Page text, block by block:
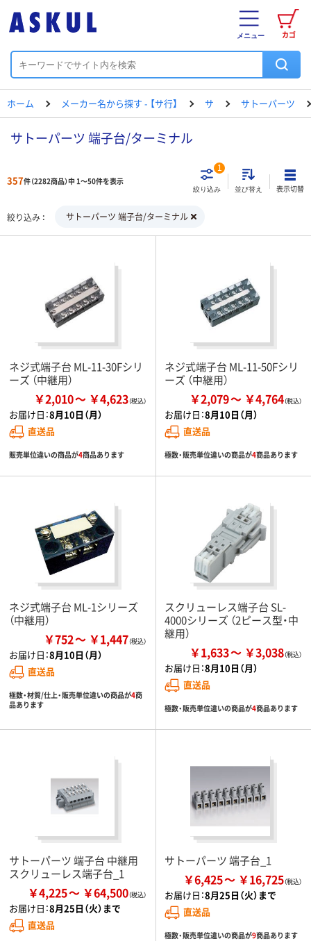
カゴ
メニュー
ホーム メーカー名から探す - 【サ行】 サ サトーパーツ
サトーパーツ 端子台/ターミナル
357件（2282商品）中 1～50件を表示
絞り込み
1
並び替え 表示切替
絞り込み サトーパーツ 端子台/ターミナル
ネジ式端子台 ML-11-30Fシリ
ーズ （中継用）
￥2,010 ￥4,623
お届け日：8月10日（月）
直送品
販売単位違いの商品が4商品あります
ネジ式端子台 ML-11-50Fシリ
ーズ （中継用）
￥2,079 ￥4,764
お届け日：8月10日（月）
直送品
極数・販売単位違いの商品が4商品あります
ネジ式端子台 ML-1シリーズ
（中継用）
￥752 ￥1,447
お届け日：8月10日（月）
直送品
極数・材質/仕上・販売単位違いの商品が4商
品あります
スクリューレス端子台 SL-
4000シリーズ （2ピース型・中
継用）
￥1,633 ￥3,038
お届け日：8月10日（月）
直送品
極数・販売単位違いの商品が4商品あります
サトーパーツ 端子台 中継用
スクリューレス端子台_1
￥4,225 ￥64,500
お届け日：8月25日（火）まで
直送品
サトーパーツ 端子台_1
￥6,425 ￥16,725
お届け日：8月25日（火）まで
直送品
極数・販売単位違いの商品が9商品あります